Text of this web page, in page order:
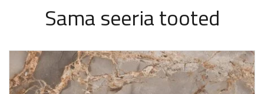
Sama seeria tooted